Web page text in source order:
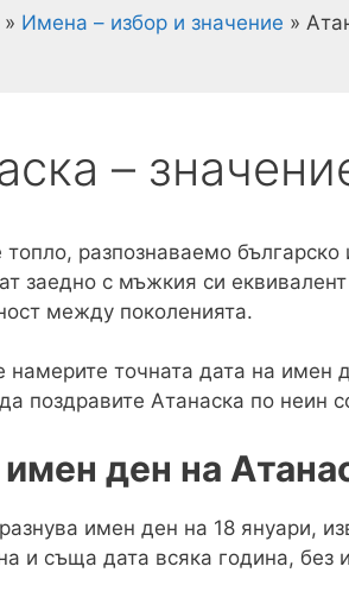
» Имена – избор и значение »
–
топло, разпознаваемо
заедно с мъжкия си
между поколенията.
точната дата на имен
поздравите Атанаска по неин
имен ден на
имен ден на 18 януари,
и съща дата всяка година, без